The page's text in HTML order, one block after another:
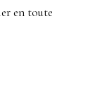
en toute